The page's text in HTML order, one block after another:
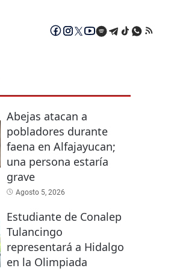
Abejas atacan a
pobladores durante
faena en Alfajayucan;
una persona estaría
grave
Agosto 5, 2026
Estudiante de Conalep
Tulancingo
representará a Hidalgo
en la Olimpiada